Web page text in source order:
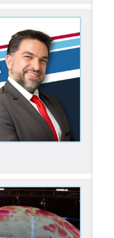
mundialmente
famoso San
Diego Zoo es
un destino de
ensueño para
los amantes de
los animales.
Con más de 650
especies y
ver desde
Sumatra en un
naturales. No te
Basecamp, una